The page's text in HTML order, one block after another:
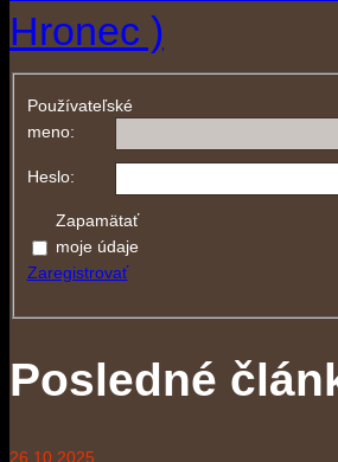
Hronec )
Používateľské
meno:
Heslo:
Zapamätať
moje údaje
Zaregistrovať
Posledné
26.10.2025